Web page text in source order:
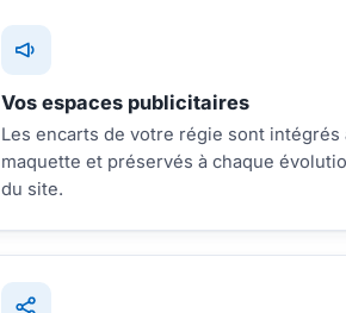
Vos espaces publicitaires
Les encarts de votre régie sont intégrés
maquette et préservés à chaque
du site.